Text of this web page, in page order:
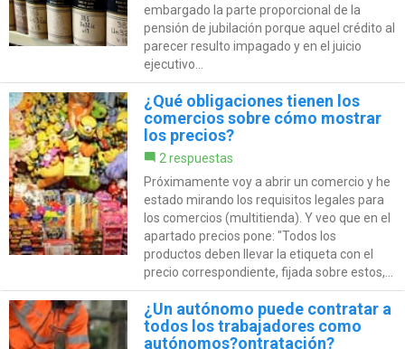
embargado la parte proporcional de la
pensión de jubilación porque aquel crédito al
parecer resulto impagado y en el juicio
ejecutivo...
¿Qué obligaciones tienen los
comercios sobre cómo mostrar
los precios?
2 respuestas
Próximamente voy a abrir un comercio y he
estado mirando los requisitos legales para
los comercios (multitienda). Y veo que en el
apartado precios pone: "Todos los
productos deben llevar la etiqueta con el
precio correspondiente, fijada sobre estos,...
¿Un autónomo puede contratar a
todos los trabajadores como
autónomos?ontratación?